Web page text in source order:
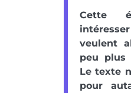
Cette
veulent
peu plus
Le texte
pour